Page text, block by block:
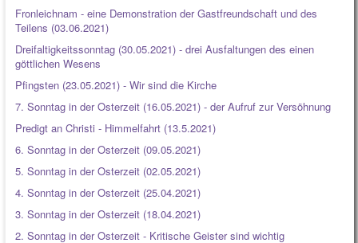
Fronleichnam - eine Demonstration der Gastfreundschaft und des
Teilens (03.06.2021)
Dreifaltigkeitssonntag (30.05.2021) - drei Ausfaltungen des einen
göttlichen Wesens
Pfingsten (23.05.2021) - Wir sind die Kirche
7. Sonntag in der Osterzeit (16.05.2021) - der Aufruf zur Versöhnung
Predigt an Christi - Himmelfahrt (13.5.2021)
6. Sonntag in der Osterzeit (09.05.2021)
5. Sonntag in der Osterzeit (02.05.2021)
4. Sonntag in der Osterzeit (25.04.2021)
3. Sonntag in der Osterzeit (18.04.2021)
2. Sonntag in der Osterzeit - Kritische Geister sind wichtig